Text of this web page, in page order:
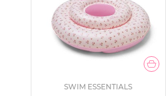
SWIM ESSENTIALS